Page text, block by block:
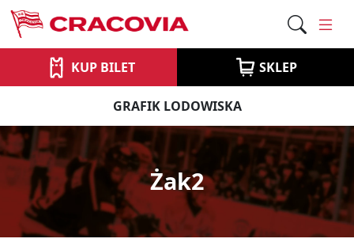
KUP BILET SKLEP
GRAFIK LODOWISKA
Żak2